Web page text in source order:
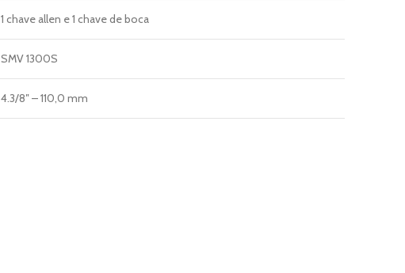
1 chave allen e 1 chave de boca
SMV 1300S
4.3/8″ – 110,0 mm